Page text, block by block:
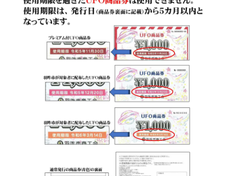
取引先の破たんによる連鎖倒産を防ぐ（中小企業倒産防
止共済）
海外PL保険(国内補償は、ビジネス総合保険へ）
病気やケガで働けない場合の所得を補償（休業補償制
全国商工会連合会会員福祉共済「がん」重点補償
万が一の「労働災害」と使用者賠償補償がセットの保険
（商工会の業務災害保険）
ます（海外知財訴訟費用保険制度）